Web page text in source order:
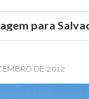
para
DE 2012